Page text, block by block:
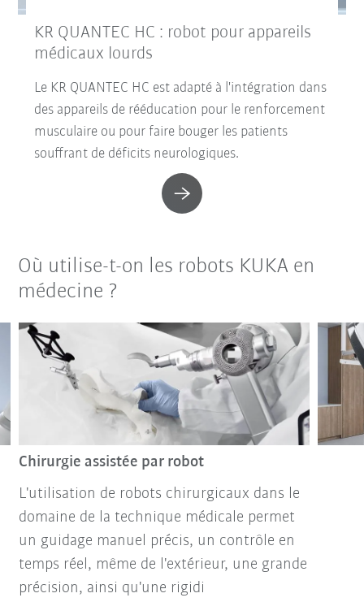
KR QUANTEC HC : robot pour appareils
médicaux lourds
Le KR QUANTEC HC est adapté à l'intégration dans
des appareils de rééducation pour le renforcement
musculaire ou pour faire bouger les patients
souffrant de déficits neurologiques.
Où utilise-t-on les robots KUKA en
médecine ?
Chirurgie assistée par robot
L'utilisation de robots chirurgicaux dans le
domaine de la technique médicale permet
un guidage manuel précis, un contrôle en
temps réel, même de l'extérieur, une grande
précision, ainsi qu'une rigidi